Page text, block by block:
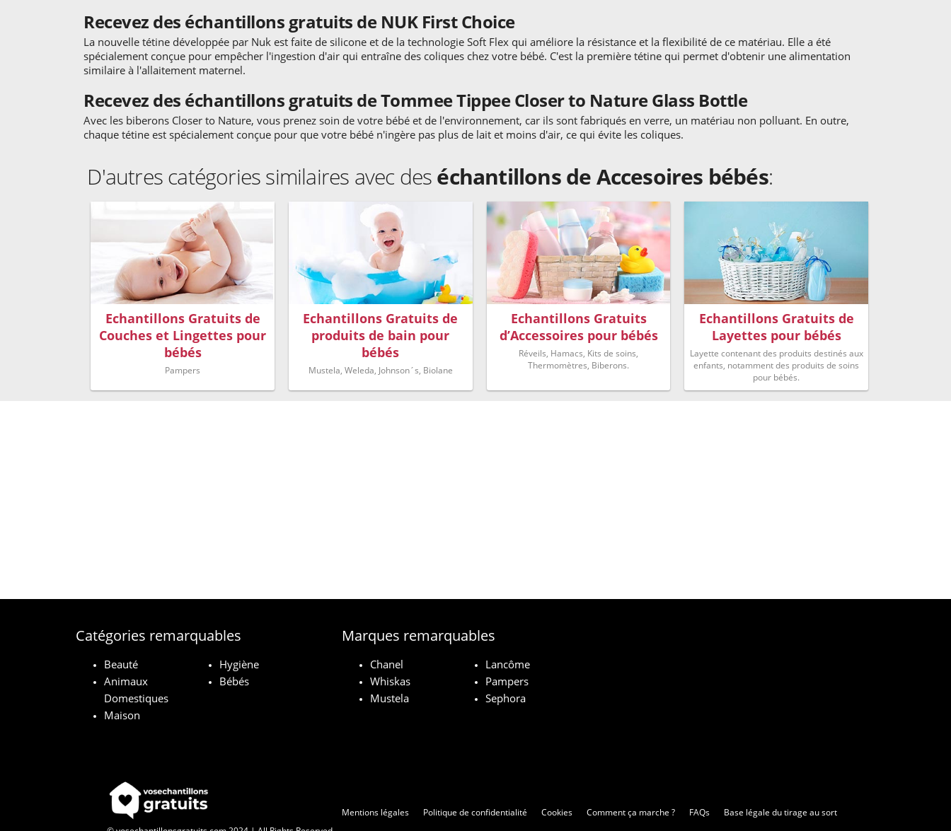
Recevez des échantillons gratuits de NUK First Choice
La nouvelle tétine développée par Nuk est faite de silicone et de la technologie Soft Flex qui améliore la résistance et la flexibilité de ce matériau. Elle a été
spécialement conçue pour empêcher l'ingestion d'air qui entraîne des coliques chez votre bébé. C'est la première tétine qui permet d'obtenir une alimentation
similaire à l'allaitement maternel.
Recevez des échantillons gratuits de Tommee Tippee Closer to Nature Glass Bottle
Avec les biberons Closer to Nature, vous prenez soin de votre bébé et de l'environnement, car ils sont fabriqués en verre, un matériau non polluant. En outre,
chaque tétine est spécialement conçue pour que votre bébé n'ingère pas plus de lait et moins d'air, ce qui évite les coliques.
D'autres catégories similaires avec deséchantillons de Accesoires bébés:
Echantillons Gratuits de
Couches et Lingettes pour
bébés
Pampers
Echantillons Gratuits de
produits de bain pour
bébés
Mustela, Weleda, Johnson´s, Biolane
Echantillons Gratuits
d’Accessoires pour bébés
Réveils, Hamacs, Kits de soins,
Thermomètres, Biberons.
Echantillons Gratuits de
Layettes pour bébés
Layette contenant des produits destinés aux
enfants, notamment des produits de soins
pour bébés.
Catégories remarquables
Beauté
Hygiène
Animaux
Domestiques
Bébés
Maison
Marques remarquables
Chanel
Lancôme
Whiskas
Pampers
Mustela
Sephora
Mentions légales Politique de confidentialité Cookies Comment ça marche ? FAQs Base légale du tirage au sort